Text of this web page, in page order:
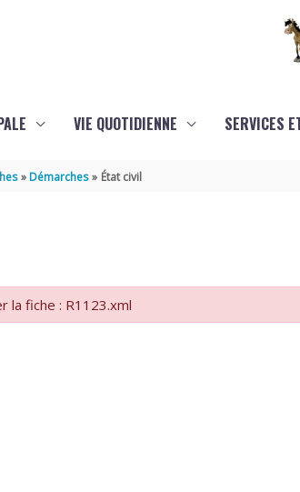
VIE QUOTIDIENNE SERVICES
Démarches État civil
la fiche : R1123.xml